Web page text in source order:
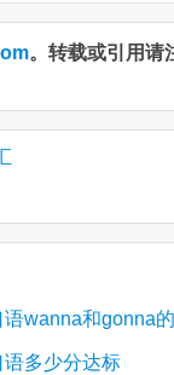
。转载或引用请
语wanna和gonna
语多少分达标